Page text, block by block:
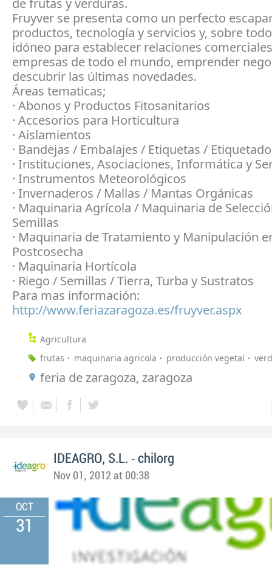
Fruyver se presenta como un perfecto
productos, tecnología y servicios y, sobre
idóneo para establecer relaciones
empresas de todo el mundo, emprender
descubrir las últimas novedades.
Áreas tematicas;
· Abonos y Productos Fitosanitarios
· Accesorios para Horticultura
· Aislamientos
· Bandejas / Embalajes / Etiquetas /
· Instituciones, Asociaciones, Informática y
· Instrumentos Meteorológicos
· Invernaderos / Mallas / Mantas Orgánicas
· Maquinaria Agrícola / Maquinaria de
Semillas
· Maquinaria de Tratamiento y Manipulación
Postcosecha
· Maquinaria Hortícola
· Riego / Semillas / Tierra, Turba y Sustratos
Para mas información:
http://www.feriazaragoza.es/fruyver.aspx
Agricultura
frutas
maquinaria agricola producción vegetal
feria de zaragoza, zaragoza
IDEAGRO, S.L. - chilorg
Nov 01, 2012 at 00:38
OCT
31